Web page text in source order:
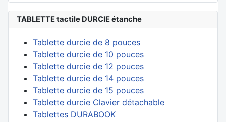
TABLETTE tactile DURCIE étanche
Tablette durcie de 8 pouces
Tablette durcie de 10 pouces
Tablette durcie de 12 pouces
Tablette durcie de 14 pouces
Tablette durcie de 15 pouces
Tablette durcie Clavier détachable
Tablettes DURABOOK